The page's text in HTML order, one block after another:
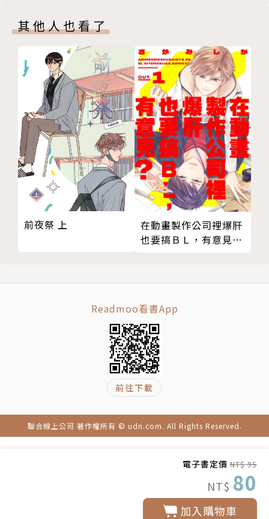
電子書定價 NT$ 95
NT$ 80
加入購物車
其他人也看了
前夜祭 上
在動畫製作公司裡爆肝
也要搞ＢＬ，有意見？
Readmoo看書App
前往下載
聯合線上公司 著作權所有 © udn.com. All Rights Reserved.